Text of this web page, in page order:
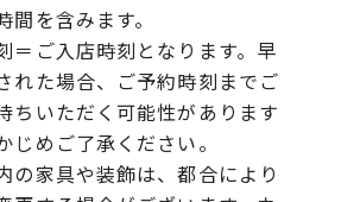
間を含みます。
＝ご入店時刻となります。早
れた場合、ご予約時刻までご
ちいただく可能性があります
じめご了承ください。
の家具や装飾は、都合により